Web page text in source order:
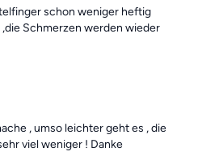
schon weniger heftig
Schmerzen werden wieder
, umso leichter geht es , die
viel weniger ! Danke